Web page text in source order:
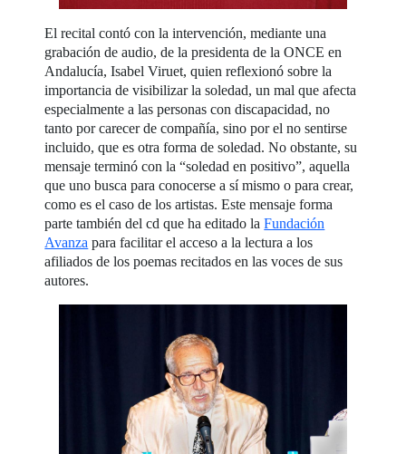
El recital contó con la intervención, mediante una
grabación de audio, de la presidenta de la ONCE en
Andalucía, Isabel Viruet, quien reflexionó sobre la
importancia de visibilizar la soledad, un mal que afecta
especialmente a las personas con discapacidad, no
tanto por carecer de compañía, sino por el no sentirse
incluido, que es otra forma de soledad. No obstante, su
mensaje terminó con la “soledad en positivo”, aquella
que uno busca para conocerse a sí mismo o para crear,
como es el caso de los artistas. Este mensaje forma
parte también del cd que ha editado laFundación
Avanza para facilitar el acceso a la lectura a los
afiliados de los poemas recitados en las voces de sus
autores.